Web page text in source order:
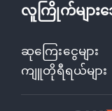
လူကြိုက်များ
ဆုကြေးငွေများ
ကျူတိုရီရယ်များ